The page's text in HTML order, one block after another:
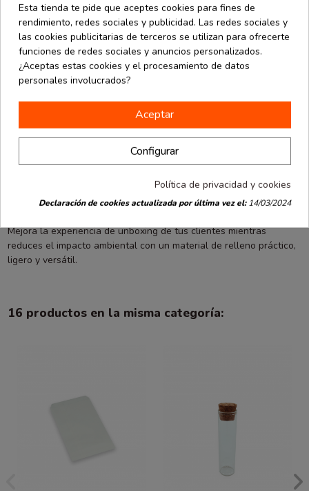
Virutas color natural de papel reciclado en formato de 100
, ideales para relleno de cajas, protección de productos y
embalaje decorativo sostenible.
Este material derelleno ecológicoes perfecto para amortiguar
golpes durante el envío, evitar movimientos dentro de la caja y
mejorar la presentación de tus pedidos.
Fabricadas a partir de papel reciclado, estas virutas son una
opción responsable con el medio ambiente, reutilizable y
envíos profesionales que buscan combinar protección, estética y
sostenibilidad.
Mejora la experiencia de unboxing de tus clientes mientras
reduces el impacto ambiental con un material de relleno práctico,
ligero y versátil.
16 productos en la misma categoría:
Esta tienda te pide que aceptes cookies para fines de
rendimiento, redes sociales y publicidad. Las redes sociales y
las cookies publicitarias de terceros se utilizan para ofrecerte
funciones de redes sociales y anuncios personalizados.
¿Aceptas estas cookies y el procesamiento de datos
personales involucrados?
Aceptar
Configurar
Política de privacidad y cookies
Declaración de cookies actualizada por última vez el:14/03/2024